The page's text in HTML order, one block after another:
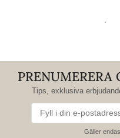
PRENUMERERA
Tips, exklusiva
Gäller